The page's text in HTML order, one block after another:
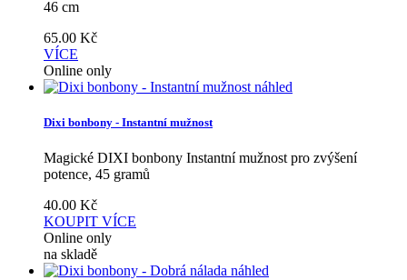
46 cm
65.00 Kč
VÍCE
Online only
náhled
Dixi bonbony - Instantní mužnost
Magické DIXI bonbony Instantní mužnost pro zvýšení
potence, 45 gramů
40.00 Kč
KOUPIT VÍCE
Online only
na skladě
náhled